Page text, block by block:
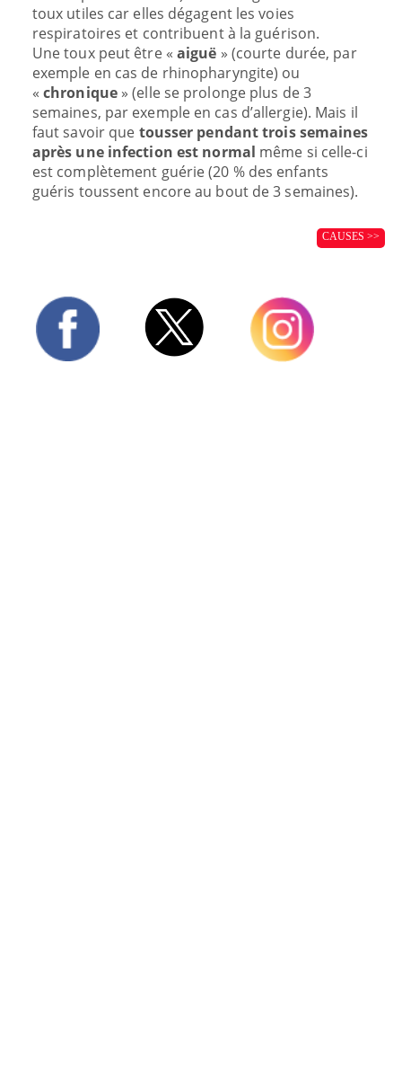
toux utiles car elles dégagent les voies
respiratoires et contribuent à la guérison.
Une toux peut être « aiguë » (courte durée, par
exemple en cas de rhinopharyngite) ou
«chronique » (elle se prolonge plus de 3
semaines, par exemple en cas d’allergie). Mais il
faut savoir que tousser pendant trois semaines
après une infection est normal même si celle-ci
est complètement guérie (20 % des enfants
guéris toussent encore au bout de 3 semaines).
CAUSES >>